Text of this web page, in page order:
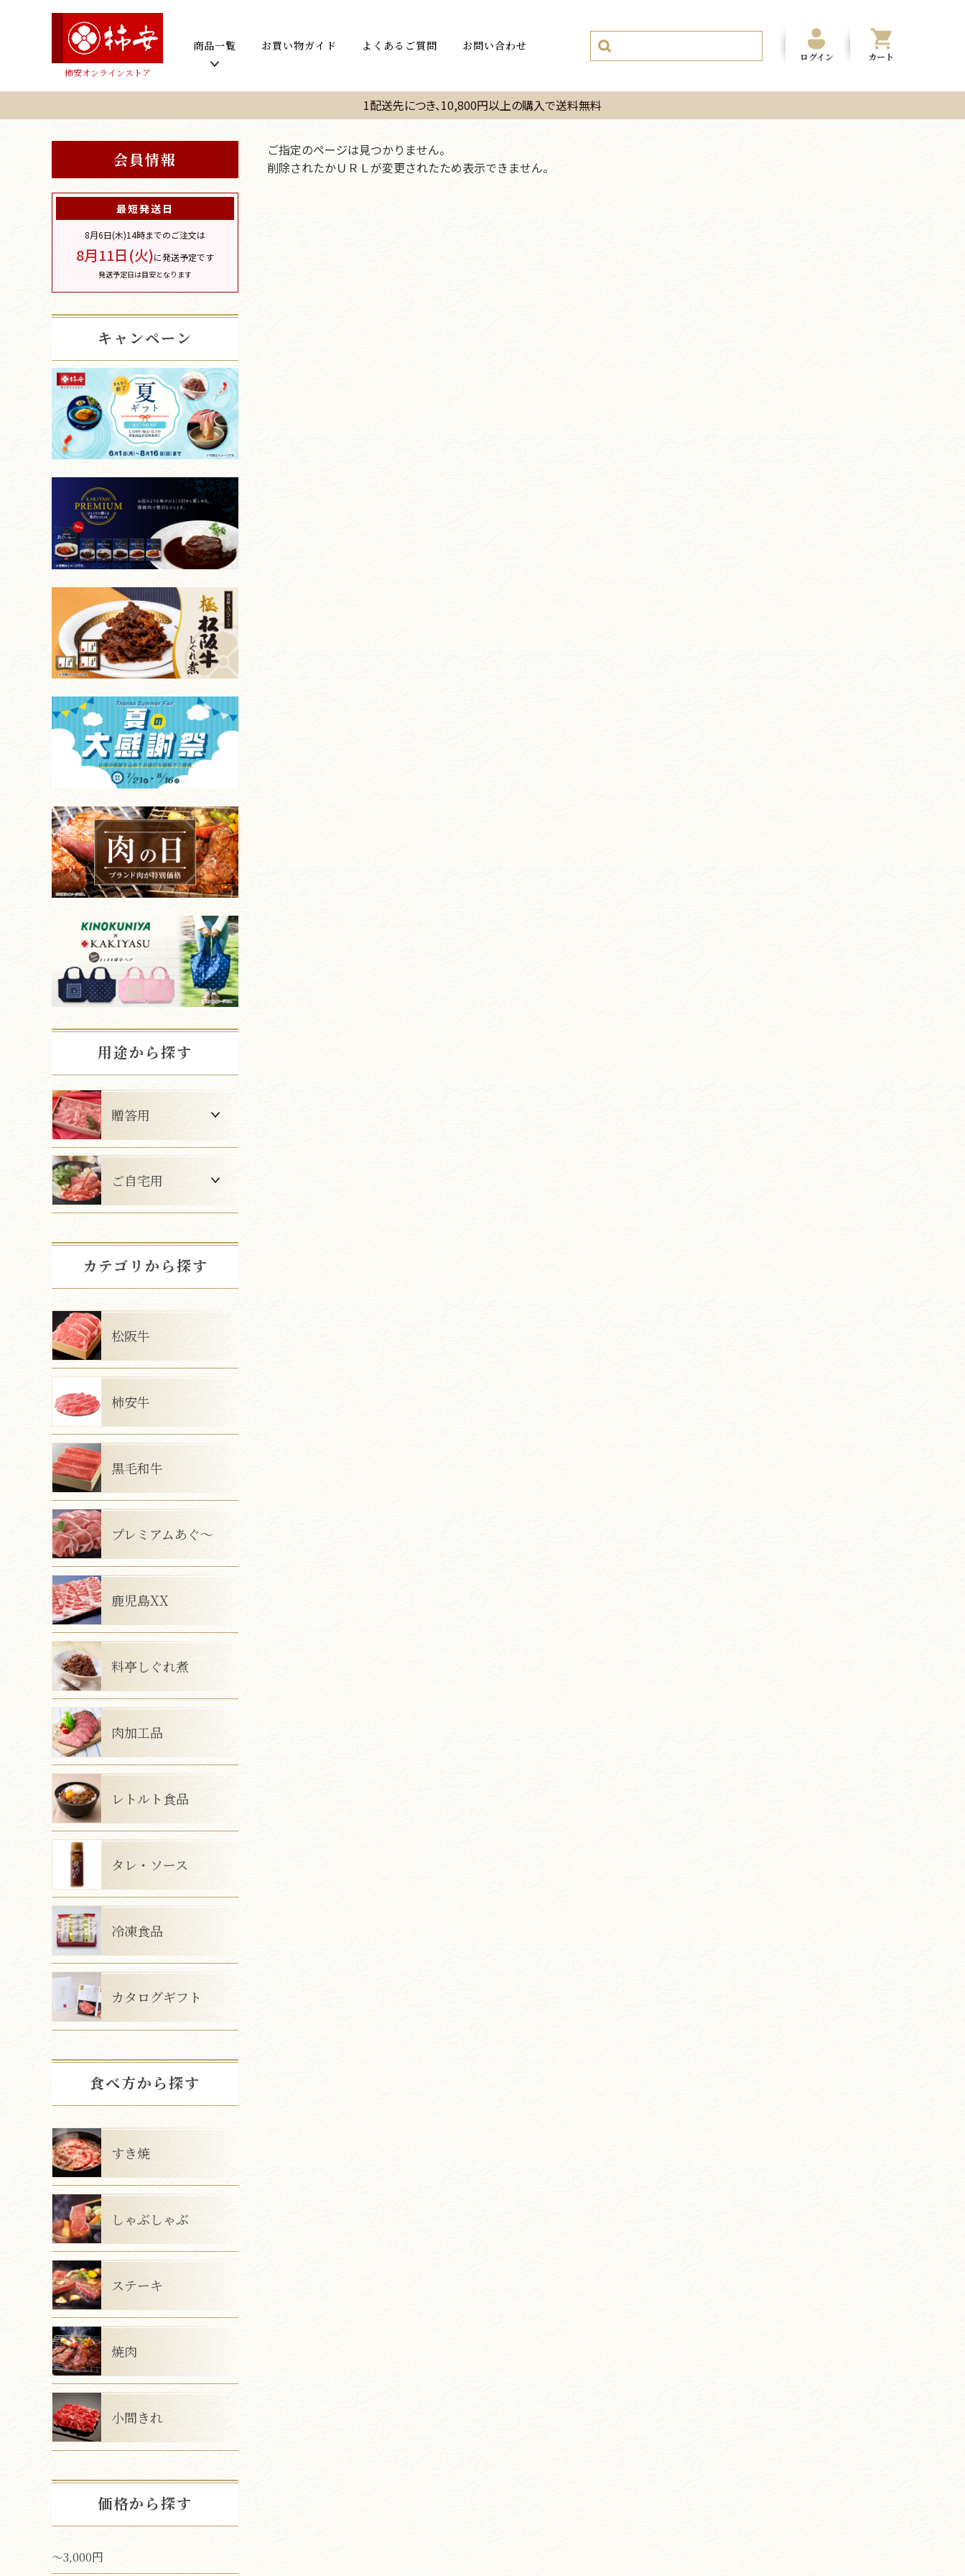
柿安オンラインストア
商品一覧 お買い物ガイド よくあるご質問 お問い合わせ
ログイン カート
1配送先につき、10,800円以上の購入で送料無料
ご指定のページは見つかりません。
削除されたかＵＲＬが変更されたため表示できません。
会員情報
最短発送日
8月6日(木)14時までのご注文は
8月11日(火)に発送予定です
発送予定日は目安となります
キャンペーン
用途から探す
贈答用
ご自宅用
カテゴリから探す
松阪牛
柿安牛
黒毛和牛
プレミアムあぐ～
鹿児島XX
料亭しぐれ煮
肉加工品
レトルト食品
タレ・ソース
冷凍食品
カタログギフト
食べ方から探す
すき焼
しゃぶしゃぶ
ステーキ
焼肉
小間きれ
価格から探す
～3,000円